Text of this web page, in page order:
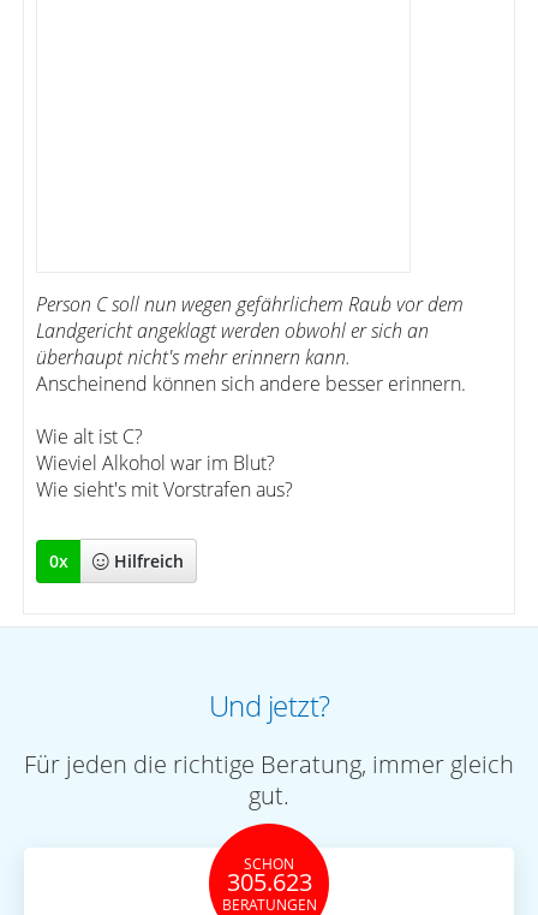
Person C soll nun wegen gefährlichem Raub vor dem
Landgericht angeklagt werden obwohl er sich an
überhaupt nicht's mehr erinnern kann.
Anscheinend können sich andere besser erinnern.
Wie alt ist C?
Wieviel Alkohol war im Blut?
Wie sieht's mit Vorstrafen aus?
0x Hilfreich
Und jetzt?
Für jeden die richtige Beratung, immer gleich
gut.
SCHON
305.623
BERATUNGEN